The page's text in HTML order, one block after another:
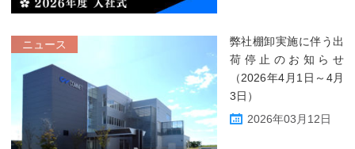
ニュース
弊社棚卸実施に伴う出
荷停止のお知らせ
（2026年4月1日～4月
3日）
2026年03月12日